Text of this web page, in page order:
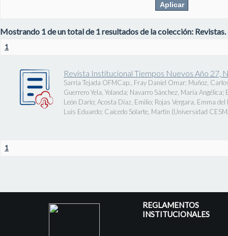
Mostrando 1 de un total de 1 resultados de la colección: Revistas.
1
Revista Institucional Tiempos Nuevos Año 27,
Sarria Tejada OFMCap., Fray Daniel Omar; Muñoz,
Guerrero Yela, Yolanda; Navarro Sánchez, María Angélica;
León Darío; Acosta Díaz, Emilio; Rojas Vergara, Emma del
Luis Eduardo; Caicedo Solarte, Martín (Universidad
1
REGLAMENTOS
INSTITUCIONALES